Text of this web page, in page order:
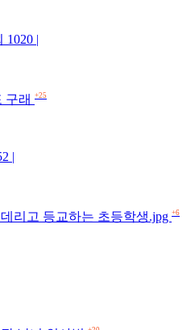
1020 |
구래 +25
|
리고 등교하는 초등학생.jpg +6